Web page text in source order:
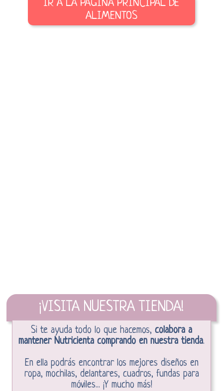
IR A LA PÁGINA PRINCIPAL DE
ALIMENTOS
¡VISITA NUESTRA TIENDA!
Si te ayuda todo lo que hacemos, colabora a
mantener Nutricienta comprando en nuestra tienda.
En ella podrás encontrar los mejores diseños en
ropa, mochilas, delantares, cuadros, fundas para
móviles... ¡Y mucho más!